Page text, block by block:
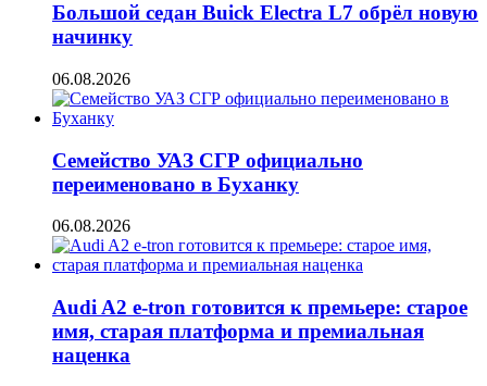
Большой седан Buick Electra L7 обрёл новую
начинку
06.08.2026
Семейство УАЗ СГР официально
переименовано в Буханку
06.08.2026
Audi A2 e-tron готовится к премьере: старое
имя, старая платформа и премиальная
наценка